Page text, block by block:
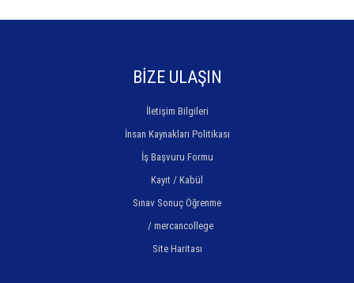
BİZE ULAŞIN
İletişim Bilgileri
İnsan Kaynakları Politikası
İş Başvuru Formu
Kayıt / Kabül
Sınav Sonuç Öğrenme
/ mercancollege
Site Haritası